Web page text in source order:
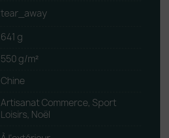
tear_away
641 g
550 g/m²
Chine
Artisanat Commerce, Sport
Loisirs, Noël